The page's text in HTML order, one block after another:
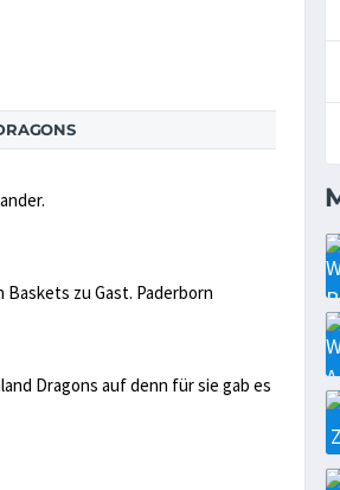
Baskets zu Gast. Paderborn
Dragons auf denn für sie gab es